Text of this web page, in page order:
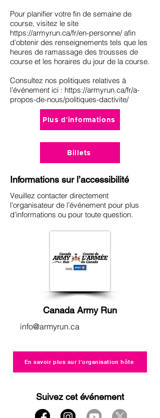
Pour planifier votre fin de semaine de
course, visitez le site
https://armyrun.ca/fr/en-personne/afin
d’obtenir des renseignements tels que les
heures de ramassage des trousses de
course et les horaires du jour de la course.
Consultez nos politiques relatives à
l’événement ici : https://armyrun.ca/fr/a-
propos-de-nous/politiques-dactivite/
Plus d'informations
Billets
Informations sur l’accessibilité
Veuillez contacter directement
l’organisateur de l’événement pour plus
d’informations ou pour toute question.
Canada Army Run
info@armyrun.ca
En savoir plus sur l'organisation hôte
Suivez cet événement